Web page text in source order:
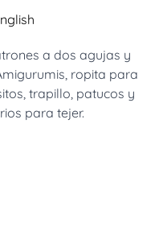
a dos agujas y
ropita para
trapillo, patucos y
para tejer.